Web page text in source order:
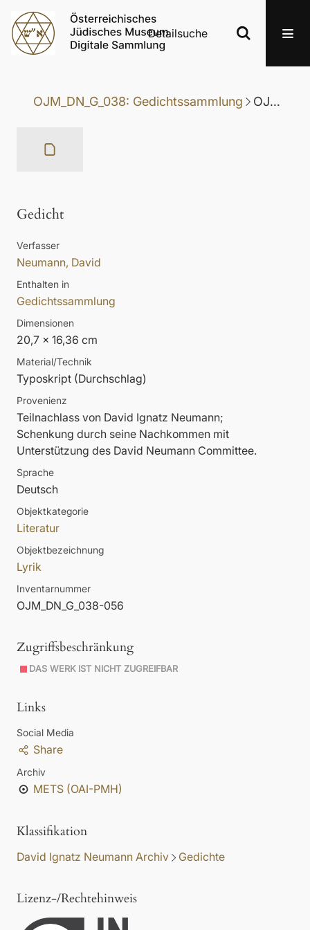
Detailsuche
OJM_DN_G_038: Gedichtssammlung OJM_DN_G_038-056: Gedicht
Gedicht
Verfasser
Neumann, David
Enthalten in
Gedichtssammlung
Dimensionen
20,7 x 16,36 cm
Material/Technik
Typoskript (Durchschlag)
Provenienz
Teilnachlass von David Ignatz Neumann;
Schenkung durch seine Nachkommen mit
Unterstützung des David Neumann Committee.
Sprache
Deutsch
Objektkategorie
Literatur
Objektbezeichnung
Lyrik
Inventarnummer
OJM_DN_G_038-056
Zugriffsbeschränkung
DAS WERK IST NICHT ZUGREIFBAR
Links
Social Media
Share
Archiv
METS (OAI-PMH)
Klassifikation
David Ignatz Neumann Archiv Gedichte
Lizenz-/Rechtehinweis